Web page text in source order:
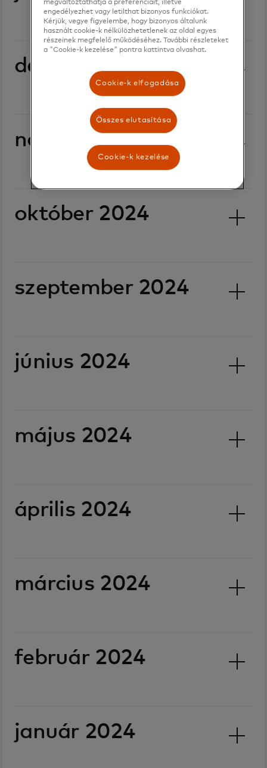
december 2024
november 2024
október 2024
szeptember 2024
június 2024
május 2024
április 2024
március 2024
február 2024
január 2024
megváltoztathatja a preferenciáit, illetve
engedélyezhet vagy letilthat bizonyos funkciókat.
Kérjük, vegye figyelembe, hogy bizonyos általunk
használt cookie-k nélkülözhetetlenek az oldal egyes
részeinek megfelelő működéséhez. További részleteket
a "Cookie-k kezelése" pontra kattintva olvashat.
Cookie-k elfogadása
Összes elutasítása
Cookie-k kezelése